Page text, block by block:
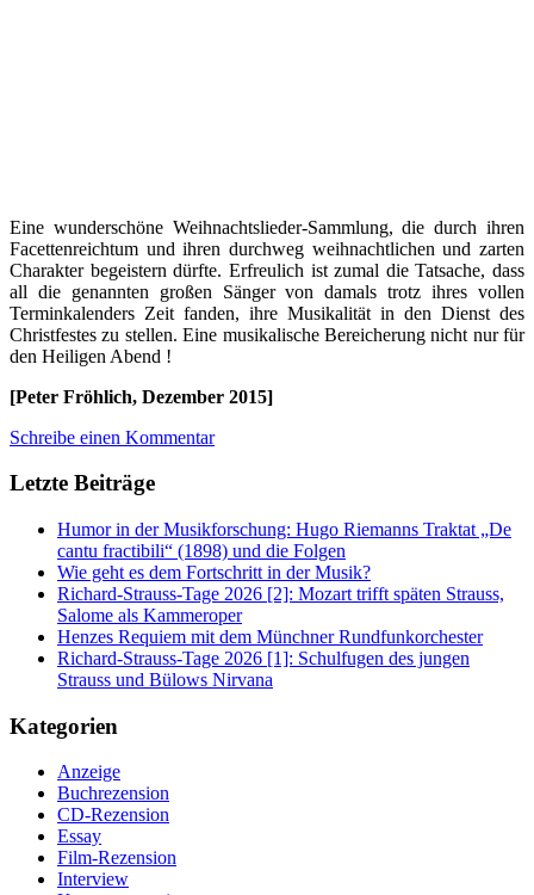
Eine wunderschöne Weihnachtslieder-Sammlung, die durch ihren
Facettenreichtum und ihren durchweg weihnachtlichen und zarten
Charakter begeistern dürfte. Erfreulich ist zumal die Tatsache, dass
all die genannten großen Sänger von damals trotz ihres vollen
Terminkalenders Zeit fanden, ihre Musikalität in den Dienst des
Christfestes zu stellen. Eine musikalische Bereicherung nicht nur für
den Heiligen Abend !
[Peter Fröhlich, Dezember 2015]
Schreibe einen Kommentar
Letzte Beiträge
Humor in der Musikforschung: Hugo Riemanns Traktat „De
cantu fractibili“ (1898) und die Folgen
Wie geht es dem Fortschritt in der Musik?
Richard-Strauss-Tage 2026 [2]: Mozart trifft späten Strauss,
Salome als Kammeroper
Henzes Requiem mit dem Münchner Rundfunkorchester
Richard-Strauss-Tage 2026 [1]: Schulfugen des jungen
Strauss und Bülows Nirvana
Kategorien
Anzeige
Buchrezension
CD-Rezension
Essay
Film-Rezension
Interview